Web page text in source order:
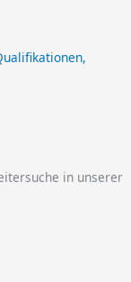
in unserer